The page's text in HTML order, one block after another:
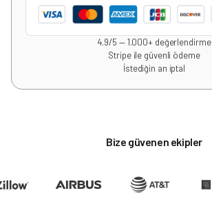
4.9/5 — 1.000+ değerlendirme
Stripe ile güvenli ödeme
İstediğin an iptal
Bize güvenen ekipler